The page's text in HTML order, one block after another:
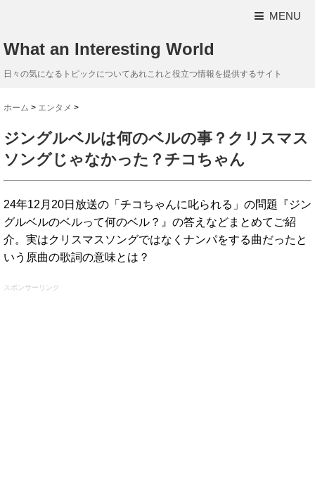
MENU
What an Interesting World
日々の気になるトピックについてあれこれと役立つ情報を提供するサイト
ホーム > エンタメ >
ジングルベルは何のベルの事？クリスマス
ソングじゃなかった？チコちゃん
24年12月20日放送の「チコちゃんに叱られる」の問題『ジン
グルベルのベルって何のベル？』の答えなどまとめてご紹
介。実はクリスマスソングではなくナンパをする曲だったと
いう原曲の歌詞の意味とは？
スポンサーリンク